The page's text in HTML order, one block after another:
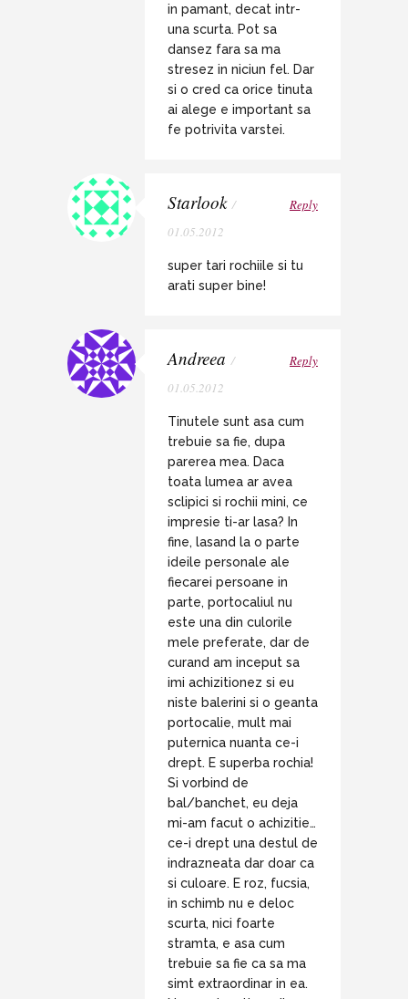
in pamant, decat intr-
una scurta. Pot sa
dansez fara sa ma
stresez in niciun fel. Dar
si o cred ca orice tinuta
ai alege e important sa
fe potrivita varstei.
Starlook /
01.05.2012
Reply
super tari rochiile si tu
arati super bine!
Andreea /
01.05.2012
Reply
Tinutele sunt asa cum
trebuie sa fie, dupa
parerea mea. Daca
toata lumea ar avea
sclipici si rochii mini, ce
impresie ti-ar lasa? In
fine, lasand la o parte
ideile personale ale
fiecarei persoane in
parte, portocaliul nu
este una din culorile
mele preferate, dar de
curand am inceput sa
imi achizitionez si eu
niste balerini si o geanta
portocalie, mult mai
puternica nuanta ce-i
drept. E superba rochia!
Si vorbind de
bal/banchet, eu deja
mi-am facut o achizitie…
ce-i drept una destul de
indrazneata dar doar ca
si culoare. E roz, fucsia,
in schimb nu e deloc
scurta, nici foarte
stramta, e asa cum
trebuie sa fie ca sa ma
simt extraordinar in ea.